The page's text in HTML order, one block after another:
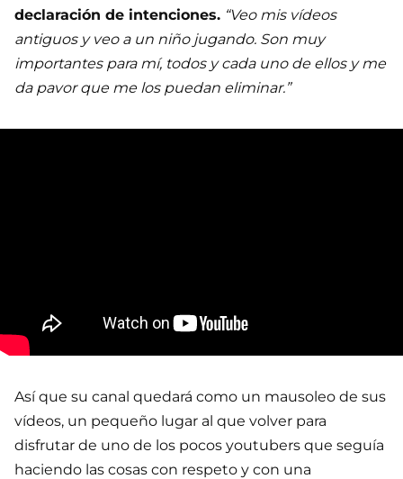
declaración de intenciones. “Veo mis vídeos
antiguos y veo a un niño jugando. Son muy
importantes para mí, todos y cada uno de ellos y me
da pavor que me los puedan eliminar.”
Así que su canal quedará como un mausoleo de sus
vídeos, un pequeño lugar al que volver para
disfrutar de uno de los pocos youtubers que seguía
haciendo las cosas con respeto y con una